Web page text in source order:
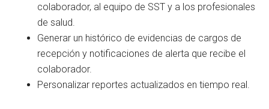
colaborador, al equipo de SST y a los profesionales
de salud.
Generar un histórico de evidencias de cargos de
recepción y notificaciones de alerta que recibe el
colaborador.
Personalizar reportes actualizados en tiempo real.